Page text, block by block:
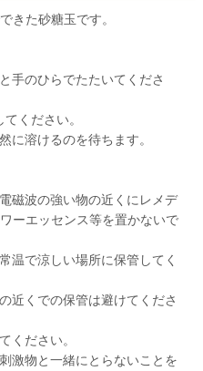
きた砂糖玉です。
手のひらでたたいてくださ
ください。
に溶けるのを待ちます。
磁波の強い物の近くにレメデ
ーエッセンス等を置かないで
温で涼しい場所に保管してく
近くでの保管は避けてくださ
ください。
激物と一緒にとらないことを